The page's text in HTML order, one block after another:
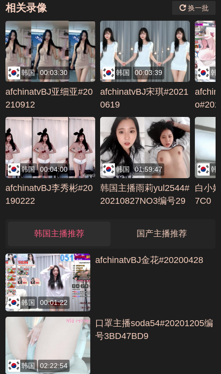
相关录像 换一批
韩国 00:03:30
afchinatvBJ亚细亚#20
210912
韩国 00:03:39
afchinatvBJ宋琪#2021
0619
韩
韩国 00:04:00
afchinatvBJ李秀彬#20
190222
韩国 01:59:47
韩国主播雨莉yul2544#
20210827NO3编号29
韩
白小
7C0
韩国主播推荐 国产主播推荐
韩国 00:01:22
afchinatvBJ金花#20200428
韩国 02:22:54
口罩主播soda54#20201205编
号3BD47BD9